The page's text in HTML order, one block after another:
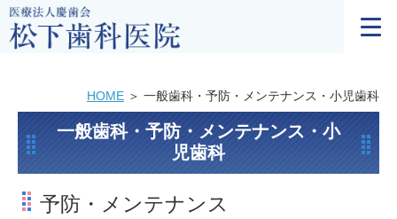
HOME 一般歯科・予防・メンテナンス・小児歯科
一般歯科・予防・メンテナンス・小
児歯科
予防・メンテナンス